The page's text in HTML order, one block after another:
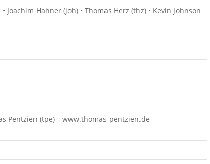
Hahner (joh) • Thomas Herz (thz) • Kevin Johnson
Pentzien (tpe) – www.thomas-pentzien.de